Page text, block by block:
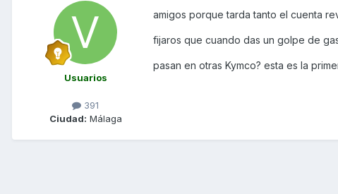
Usuarios
391
Ciudad: Málaga
amigos porque tarda tanto el cuenta
fijaros que cuando das un golpe de
pasan en otras Kymco? esta es la